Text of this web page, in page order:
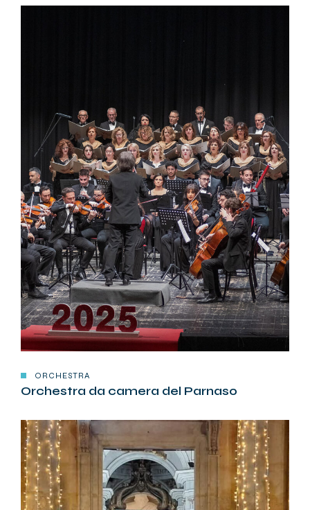
ORCHESTRA
Orchestra da camera del Parnaso